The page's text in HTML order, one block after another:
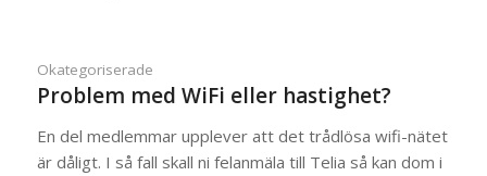
Okategoriserade
Problem med WiFi eller hastighet?
En del medlemmar upplever att det trådlösa wifi-nätet
är dåligt. I så fall skall ni felanmäla till Telia så kan dom i